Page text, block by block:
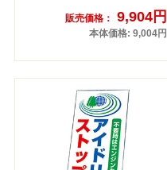
販売価格： 9,904円
本体価格: 9,004円